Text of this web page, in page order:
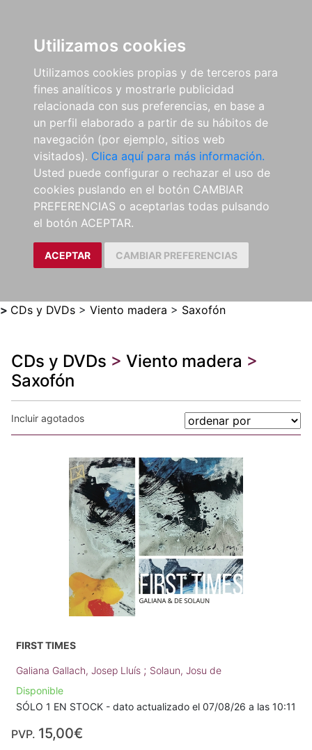
Utilizamos cookies
Utilizamos cookies propias y de terceros para
fines analíticos y mostrarle publicidad
relacionada con sus preferencias, en base a
un perfil elaborado a partir de su hábitos de
navegación (por ejemplo, sitios web
visitados). Clica aquí para más información.
Usted puede configurar o rechazar el uso de
cookies puslando en el botón CAMBIAR
PREFERENCIAS o aceptarlas todas pulsando
el botón ACEPTAR.
ACEPTAR CAMBIAR PREFERENCIAS
> CDs y DVDs > Viento madera > Saxofón
CDs y DVDs > Viento madera >
Saxofón
Incluir agotados
FIRST TIMES
Galiana Gallach, Josep Lluís ; Solaun, Josu de
Disponible
SÓLO 1 EN STOCK - dato actualizado el 07/08/26 a las 10:11
PVP. 15,00€